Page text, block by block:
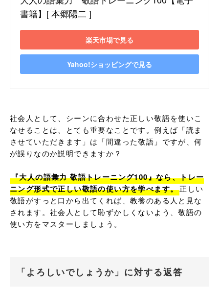
書籍】[ 本郷陽二 ]
楽天市場で見る
Yahoo!ショッピングで見る
社会人として、シーンに合わせた正しい敬語を使いこ
なせることは、とても重要なことです。例えば「読ま
させていただきます」は「間違った敬語」ですが、何
が誤りなのか説明できますか？
『大人の語彙力 敬語トレーニング100』なら、トレー
ニング形式で正しい敬語の使い方を学べます。正しい
敬語がすっと口から出てくれば、教養のある人と見な
されます。社会人として恥ずかしくないよう、敬語の
使い方をマスターしましょう。
「よろしいでしょうか」に対する返答